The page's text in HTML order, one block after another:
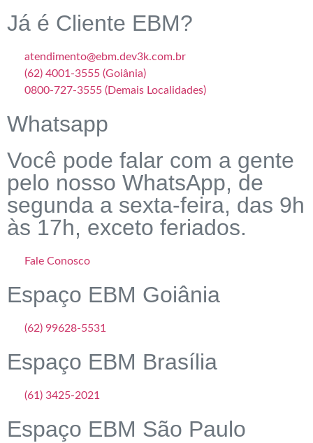
Já é Cliente EBM?
atendimento@ebm.dev3k.com.br
(62) 4001-3555 (Goiânia)
0800-727-3555 (Demais Localidades)
Whatsapp
Você pode falar com a gente
pelo nosso WhatsApp, de
segunda a sexta-feira, das 9h
às 17h, exceto feriados.
Fale Conosco
Espaço EBM Goiânia
(62) 99628-5531
Espaço EBM Brasília
(61) 3425-2021
Espaço EBM São Paulo